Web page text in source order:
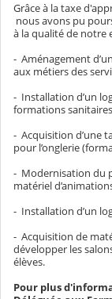
Grâce à la taxe
nous avons pu
à la qualité de notre
- Aménagement
aux métiers des
- Installation d’un
formations
- Acquisition d’une
pour l’onglerie
- Modernisation du
matériel
- Installation d’un
- Acquisition de
développer les
élèves.
Pour plus